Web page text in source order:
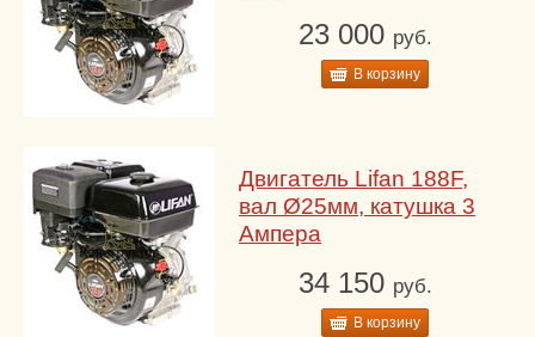
23 000 руб.
В корзину
Двигатель Lifan 188F,
вал Ø25мм, катушка 3
Ампера
34 150 руб.
В корзину